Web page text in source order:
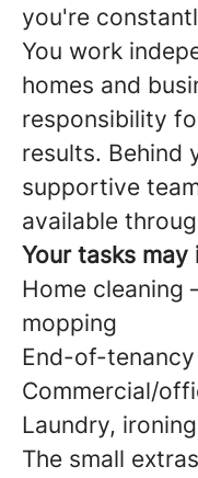
you're
You work
homes and
responsibility
results. Behind
supportive
available
Your tasks may
Home cleaning
mopping
End-of-
Commercial/
Laundry,
The small